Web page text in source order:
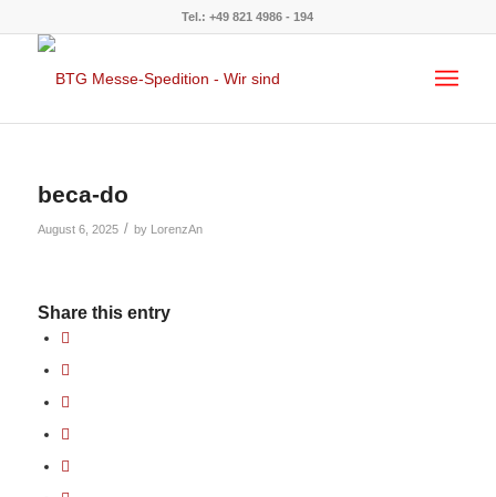
Tel.: +49 821 4986 - 194
beca-do
August 6, 2025 / by LorenzAn
Share this entry